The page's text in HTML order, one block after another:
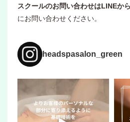
スクールのお問い合わせはLINEか
にお問い合わせください。
headspasalon_green